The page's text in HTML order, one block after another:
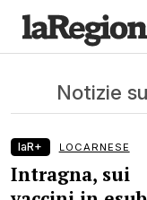
Notizie
laR+ LOCARNESE
Intragna, sui